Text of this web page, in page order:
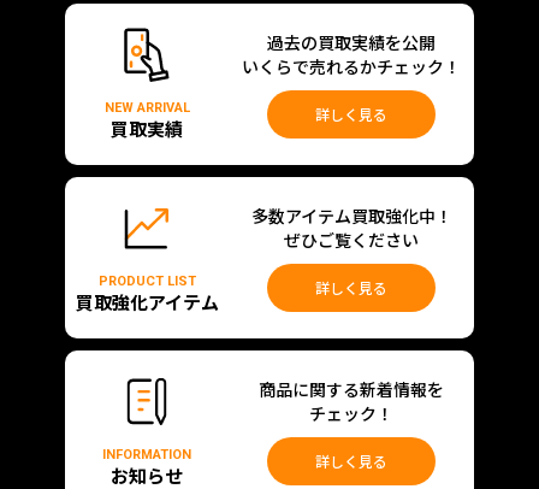
NEW ARRIVAL
買取実績
過去の買取実績を公開
いくらで売れるかチェック！
詳しく見る
PRODUCT LIST
買取強化アイテム
多数アイテム買取強化中！
ぜひご覧ください
詳しく見る
INFORMATION
お知らせ
商品に関する新着情報を
チェック！
詳しく見る